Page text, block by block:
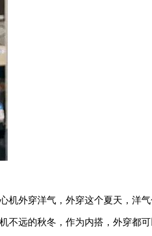
外穿洋气，外穿这个夏天，洋
远的秋冬，作为内搭，外穿都可